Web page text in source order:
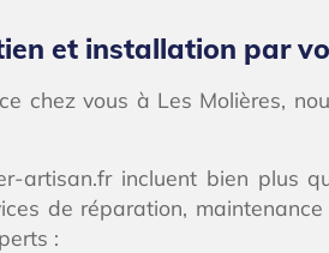
et installation par
chez vous à Les Molières,
artisan.fr incluent bien plus
de réparation,
: